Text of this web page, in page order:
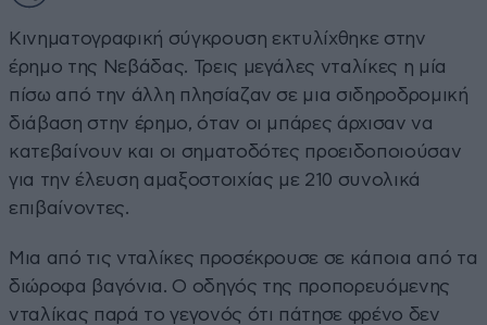
Κινηματογραφική σύγκρουση εκτυλίχθηκε στην
έρημο της Νεβάδας. Τρεις μεγάλες νταλίκες η μία
πίσω από την άλλη πλησίαζαν σε μια σιδηροδρομική
διάβαση στην έρημο, όταν οι μπάρες άρχισαν να
κατεβαίνουν και οι σηματοδότες προειδοποιούσαν
για την έλευση αμαξοστοιχίας με 210 συνολικά
επιβαίνοντες.
Μια από τις νταλίκες προσέκρουσε σε κάποια από τα
διώροφα βαγόνια. Ο οδηγός της προπορευόμενης
νταλίκας παρά το γεγονός ότι πάτησε φρένο δεν